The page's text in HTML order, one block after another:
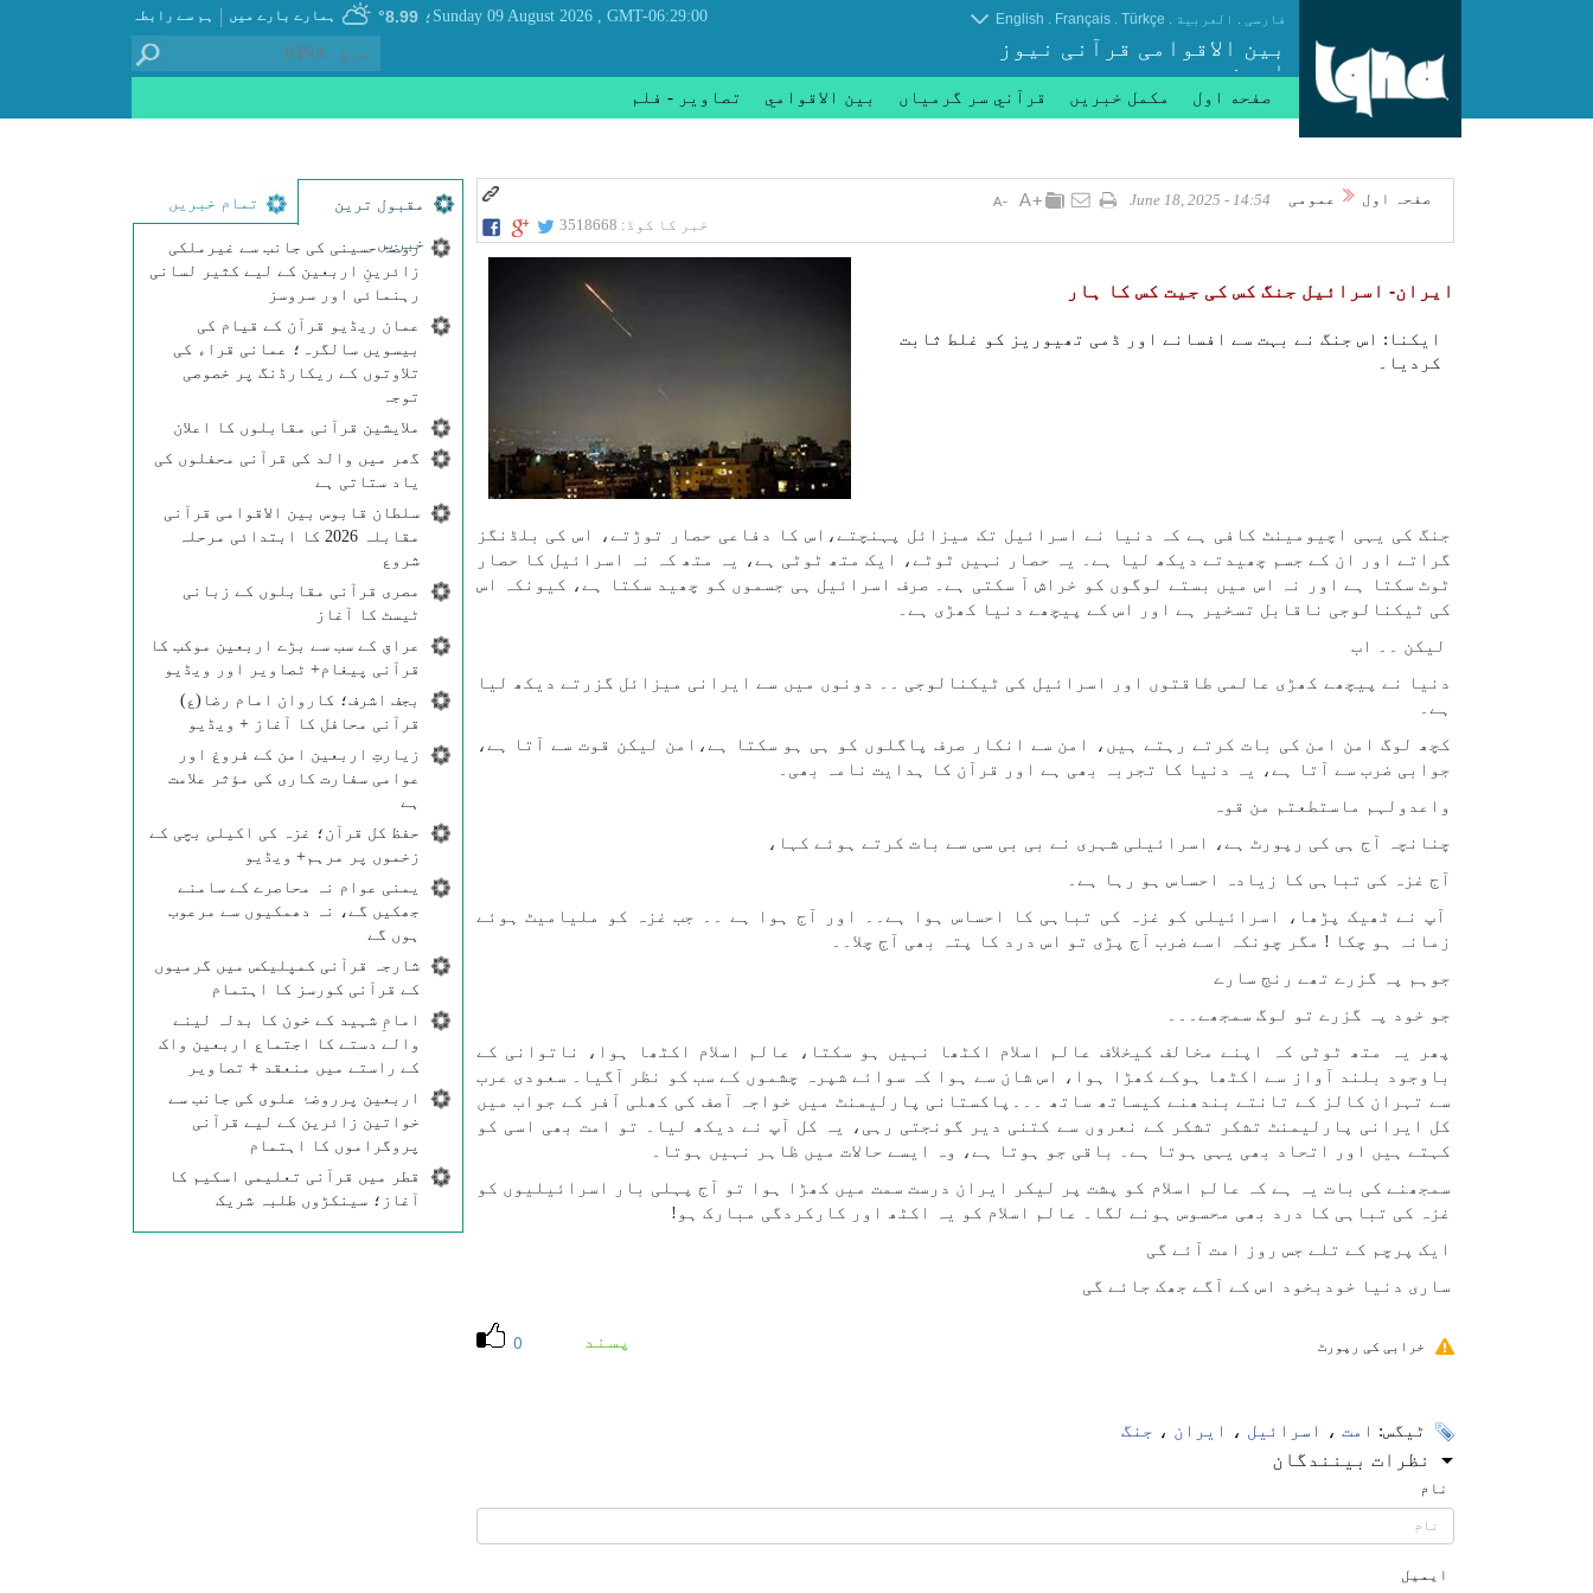
ہم سے رابطہ | ہمارے بارے میں ؛ 8.99° GMT-06:29:00
, Sunday 09 August 2026 فارسی . العربیة .
Türkçe
.
Français
.
English
بین الاقوامی قرآنی نیوز
ایجنسی
صفحه اول مکمل خبریں قرآني سر گرمياں بين الاقوامي تصاوير - فلم
مقبول ترین
خبریں
تمام خبریں
روضۂ حسینی کی جانب سے غیرملکی
زائرینِ اربعین کے لیے کثیر لسانی
رہنمائی اور سروسز
عمان ریڈیو قرآن کے قیام کی
بیسویں سالگرہ؛ عمانی قراء کی
تلاوتوں کے ریکارڈنگ پر خصوصی
توجہ
ملایشین قرآنی مقابلوں کا اعلان
گھر میں والد کی قرآنی محفلوں کی
یاد ستاتی ہے
سلطان قابوس بین الاقوامی قرآنی
مقابلہ 2026 کا ابتدائی مرحلہ
شروع
مصری قرآنی مقابلوں کے زبانی
ٹیسٹ کا آغاز
عراق کے سب سے بڑے اربعین موکب کا
قرآنی پیغام+ ٹصاویر اور ویڈیو
بجف اشرف؛ کاروان امام رضا(ع)
قرآنی محافل کا آغاز + ویڈیو
زیارتِ اربعین امن کے فروغ اور
عوامی سفارت کاری کی مؤثر علامت
ہے
حفظ کل قرآن؛ غزہ کی اکیلی بچی کے
زخموں پر مرہم+ ویڈیو
یمنی عوام نہ محاصرے کے سامنے
جھکیں گے، نہ دھمکیوں سے مرعوب
ہوں گے
شارجہ قرآنی کمپلیکس میں گرمیوں
کے قرآنی کورسز کا اہتمام
امامِ شہید کے خون کا بدلہ لینے
والے دستے کا اجتماع اربعین واک
کے راستے میں منعقد + تصاویر
اربعین پرروضۂ علوی کی جانب سے
خواتین زائرین کے لیے قرآنی
پروگراموں کا اہتمام
قطر میں قرآنی تعلیمی اسکیم کا
آغاز؛ سینکڑوں طلبہ شریک
صفحہ اول عمومی
14:54 - June 18, 2025
خبر کا کوڈ: 3518668
ایران- اسرائیل جنگ کس کی جیت کس کا ہار
ایکنا: اس جنگ نے بہت سے افسانے اور ڈمی تھیوریز کو غلط ثابت
کردیا۔
جنگ کی یہی اچیومینٹ کافی ہے کہ دنیا نے اسرائیل تک میزائل پہنچتے،اس کا دفاعی حصار توڑتے، اس کی بلڈنگز
گراتے اور ان کے جسم چھیدتے دیکھ لیا ہے۔ یہ حصار نہیں ٹوٹے، ایک متھ ٹوٹی ہے، یہ متھ کہ نہ اسرائیل کا حصار
ٹوٹ سکتا ہے اور نہ اس میں بستے لوگوں کو خراش آ سکتی ہے۔ صرف اسرائیل ہی جسموں کو چھید سکتا ہے، کیونکہ اس
کی ٹیکنالوجی ناقابل تسخیر ہے اور اس کے پیچھے دنیا کھڑی ہے۔
لیکن ۔۔ اب
دنیا نے پیچھے کھڑی عالمی طاقتوں اور اسرائیل کی ٹیکنالوجی ۔۔ دونوں میں سے ایرانی میزائل گزرتے دیکھ لیا
ہے۔
کچھ لوگ امن امن کی بات کرتے رہتے ہیں، امن سے انکار صرف پاگلوں کو ہی ہو سکتا ہے،امن لیکن قوت سے آتا ہے،
جوابی ضرب سے آتا ہے، یہ دنیا کا تجربہ بھی ہے اور قرآن کا ہدایت نامہ بھی۔
واعدولہم ماستطعتم من قوہ
چنانچہ آج ہی کی رپورٹ ہے، اسرائیلی شہری نے بی بی سی سے بات کرتے ہوئے کہا،
آج غزہ کی تباہی کا زیادہ احساس ہو رہا ہے۔
آپ نے ٹھیک پڑھا، اسرائیلی کو غزہ کی تباہی کا احساس ہوا ہے۔۔ اور آج ہوا ہے ۔۔ جب غزہ کو ملیامیٹ ہوئے
زمانہ ہو چکا ! مگر چونکہ اسے ضرب آج پڑی تو اس درد کا پتہ بھی آج چلا۔۔
جوہم پہ گزرے تھے رنج سارے
جو خود پہ گزرے تو لوگ سمجھے۔۔۔
پھر یہ متھ ٹوٹی کہ اپنے مخالف کیخلاف عالم اسلام اکٹھا نہیں ہو سکتا، عالم اسلام اکٹھا ہوا، ناتوانی کے
باوجود بلند آواز سے اکٹھا ہوکے کھڑا ہوا، اس شان سے ہوا کہ سوائے شپرہ چشموں کے سب کو نظر آگیا۔ سعودی عرب
سے تہران کالز کے تانتے بندھنے کیساتھ ساتھ ۔۔۔پاکستانی پارلیمنٹ میں خواجہ آصف کی کھلی آفر کے جواب میں
کل ایرانی پارلیمنٹ تشکر تشکر کے نعروں سے کتنی دیر گونجتی رہی، یہ کل آپ نے دیکھ لیا۔ تو امت بھی اسی کو
کہتے ہیں اور اتحاد بھی یہی ہوتا ہے۔ باقی جو ہوتا ہے، وہ ایسے حالات میں ظاہر نہیں ہوتا۔
سمجھنے کی بات یہ ہے کہ عالم اسلام کو پشت پر لیکر ایران درست سمت میں کھڑا ہوا تو آج پہلی بار اسرائیلیوں کو
غزہ کی تباہی کا درد بھی محسوس ہونے لگا۔ عالم اسلام کو یہ اکٹھ اور کارکردگی مبارک ہو!
ایک پرچم کے تلے جس روز امت آئے گی
ساری دنیا خودبخود اس کے آگے جھک جائے گی
0 پسند خرابی کی رپورٹ
ٹیگس: امت ، اسرائیل ، ایران ، جنگ
نظرات بینندگان
نام
ایمیل